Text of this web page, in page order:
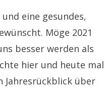
eine gesundes,
Möge 2021
besser werden als
hier und heute mal
Jahresrückblick über